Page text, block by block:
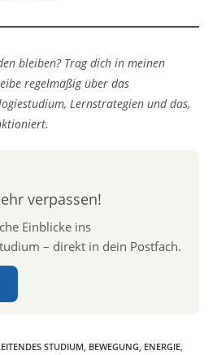
bleiben? Trag dich in meinen
regelmäßig über das
Lernstrategien und das,
verpassen!
Einblicke ins
– direkt in dein Postfach.
STUDIUM, BEWEGUNG, ENERGIE,